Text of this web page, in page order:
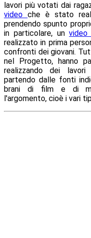
lavori più votati dai
video che è stato
prendendo spunto
in particolare, un
realizzato in prima
confronti dei giovani.
nel Progetto, hanno
realizzando dei lavori
partendo dalle fonti
brani di film e di
l'argomento, cioè i vari